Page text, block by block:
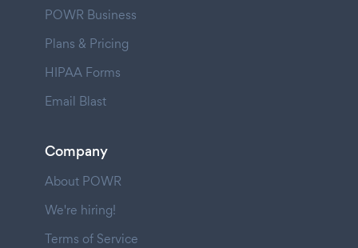
POWR Business
Plans & Pricing
HIPAA Forms
Email Blast
Company
About POWR
We're hiring!
Terms of Service